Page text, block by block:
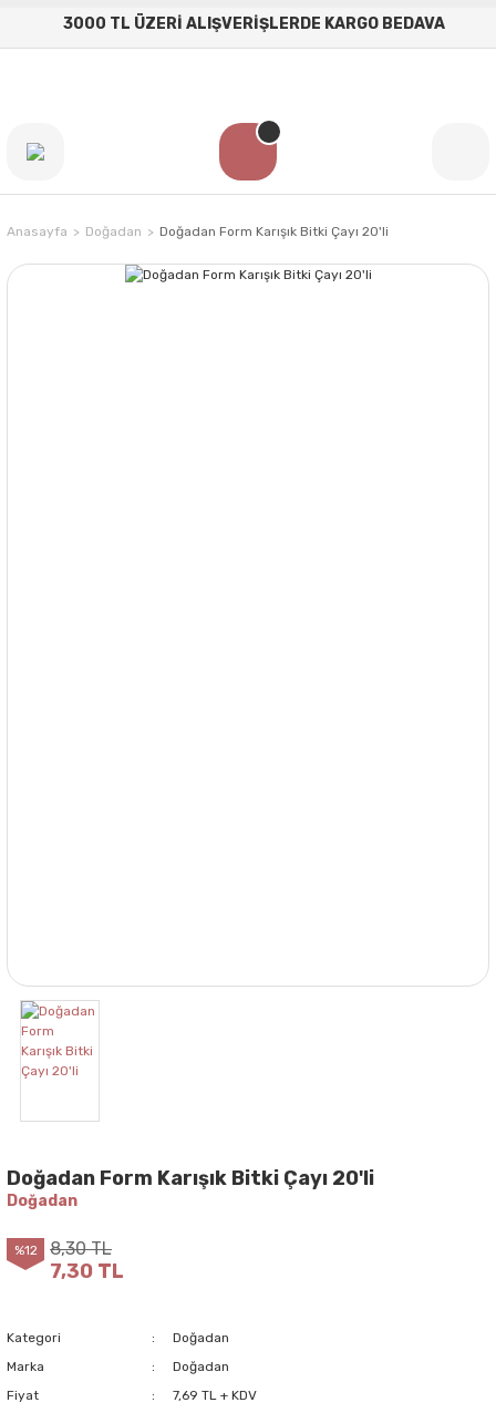
3000 TL ÜZERİ ALIŞVERİŞLERDE KARGO BEDAVA
Anasayfa Doğadan Doğadan Form Karışık Bitki Çayı 20'li
Doğadan Form Karışık Bitki Çayı 20'li
Doğadan
%12 8,30 TL
7,30 TL
Kategori
Doğadan
Marka
Doğadan
Fiyat
7,69 TL + KDV